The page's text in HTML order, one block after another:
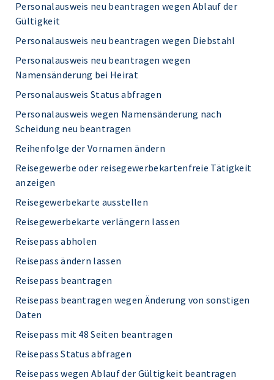
Personalausweis neu beantragen wegen Ablauf der
Gültigkeit
Personalausweis neu beantragen wegen Diebstahl
Personalausweis neu beantragen wegen
Namensänderung bei Heirat
Personalausweis Status abfragen
Personalausweis wegen Namensänderung nach
Scheidung neu beantragen
Reihenfolge der Vornamen ändern
Reisegewerbe oder reisegewerbekartenfreie Tätigkeit
anzeigen
Reisegewerbekarte ausstellen
Reisegewerbekarte verlängern lassen
Reisepass abholen
Reisepass ändern lassen
Reisepass beantragen
Reisepass beantragen wegen Änderung von sonstigen
Daten
Reisepass mit 48 Seiten beantragen
Reisepass Status abfragen
Reisepass wegen Ablauf der Gültigkeit beantragen